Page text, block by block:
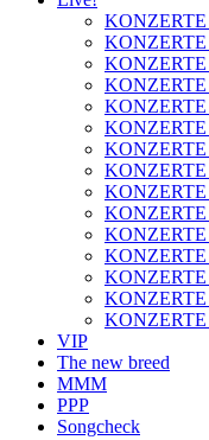
KONZERTE
KONZERTE
KONZERTE
KONZERTE
KONZERTE
KONZERTE
KONZERTE
KONZERTE
KONZERTE
KONZERTE
KONZERTE
KONZERTE
KONZERTE
KONZERTE
KONZERTE
VIP
The new breed
MMM
PPP
Songcheck